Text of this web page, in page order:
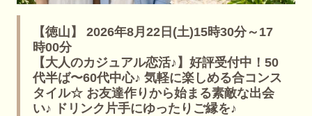
【徳山】 2026年8月22日(土)15時30分～17
時00分
【大人のカジュアル恋活♪】好評受付中！50
代半ば〜60代中心♪ 気軽に楽しめる合コンス
タイル☆ お友達作りから始まる素敵な出会
い♪ ドリンク片手にゆったりご縁を♪